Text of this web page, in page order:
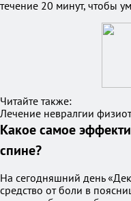
течение 20 минут, чтобы
Читайте также:
Лечение невралгии
Какое самое
спине?
На сегодняшний день
средство от боли в